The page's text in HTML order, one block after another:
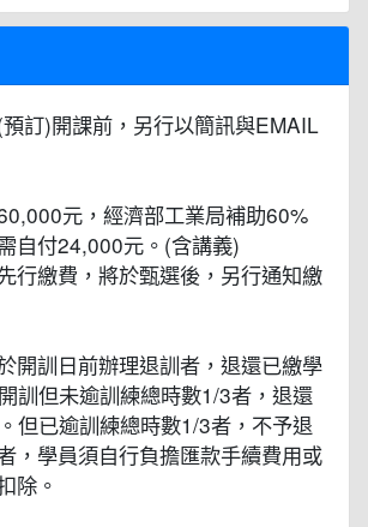
訂)開課前，另行以簡訊與EMAIL
元，經濟部工業局補助60%
自付24,000元。(含講義)
行繳費，將於甄選後，另行通知繳
開訓日前辦理退訓者，退還已繳學
訓但未逾訓練總時數1/3者，退還
但已逾訓練總時數1/3者，不予退
，學員須自行負擔匯款手續費用或
除。